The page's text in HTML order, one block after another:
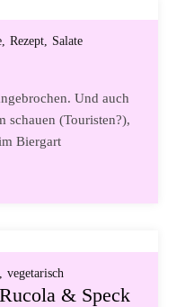
Rezept Salate
Und auch
schauen (Touristen?),
Biergart
vegetarisch
& Speck